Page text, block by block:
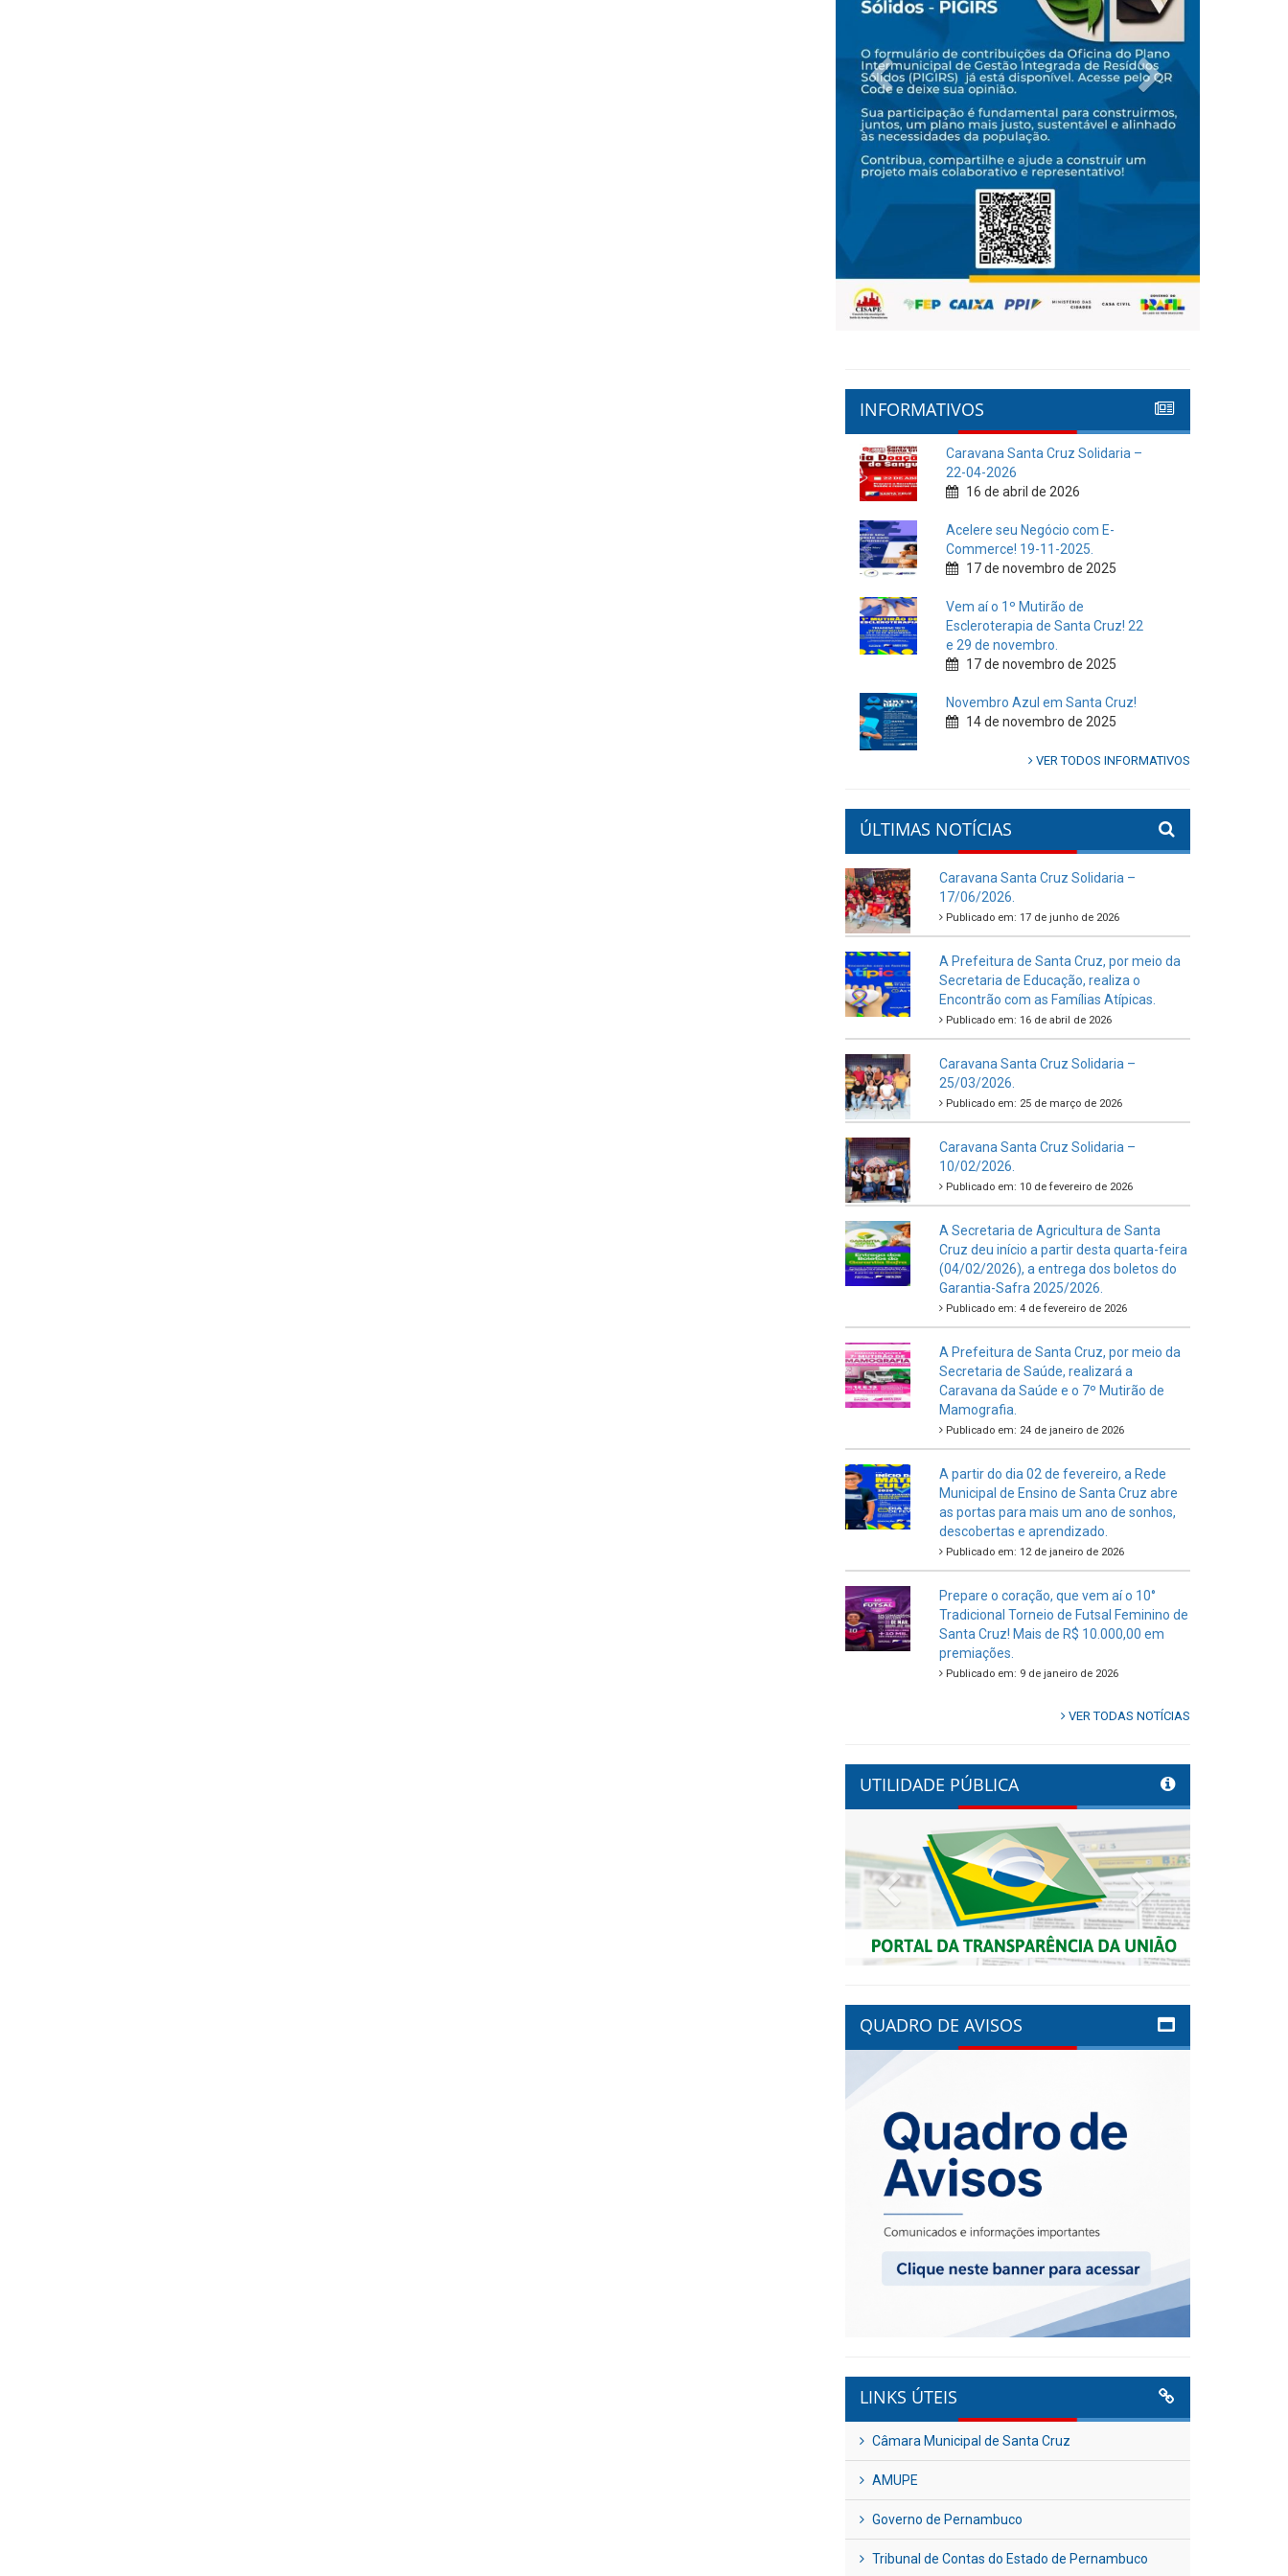
Previous Next
INFORMATIVOS
Caravana Santa Cruz Solidaria –
22-04-2026
16 de abril de 2026
Acelere seu Negócio com E-
Commerce! 19-11-2025.
17 de novembro de 2025
Vem aí o 1º Mutirão de
Escleroterapia de Santa Cruz! 22
e 29 de novembro.
17 de novembro de 2025
Novembro Azul em Santa Cruz!
14 de novembro de 2025
VER TODOS INFORMATIVOS
ÚLTIMAS NOTÍCIAS
Caravana Santa Cruz Solidaria –
17/06/2026.
Publicado em: 17 de junho de 2026
A Prefeitura de Santa Cruz, por meio da
Secretaria de Educação, realiza o
Encontrão com as Famílias Atípicas.
Publicado em: 16 de abril de 2026
Caravana Santa Cruz Solidaria –
25/03/2026.
Publicado em: 25 de março de 2026
Caravana Santa Cruz Solidaria –
10/02/2026.
Publicado em: 10 de fevereiro de 2026
A Secretaria de Agricultura de Santa
Cruz deu início a partir desta quarta-feira
(04/02/2026), a entrega dos boletos do
Garantia-Safra 2025/2026.
Publicado em: 4 de fevereiro de 2026
A Prefeitura de Santa Cruz, por meio da
Secretaria de Saúde, realizará a
Caravana da Saúde e o 7º Mutirão de
Mamografia.
Publicado em: 24 de janeiro de 2026
A partir do dia 02 de fevereiro, a Rede
Municipal de Ensino de Santa Cruz abre
as portas para mais um ano de sonhos,
descobertas e aprendizado.
Publicado em: 12 de janeiro de 2026
Prepare o coração, que vem aí o 10°
Tradicional Torneio de Futsal Feminino de
Santa Cruz! Mais de R$ 10.000,00 em
premiações.
Publicado em: 9 de janeiro de 2026
VER TODAS NOTÍCIAS
UTILIDADE PÚBLICA
Previous Next
QUADRO DE AVISOS
LINKS ÚTEIS
Câmara Municipal de Santa Cruz
AMUPE
Governo de Pernambuco
Tribunal de Contas do Estado de Pernambuco